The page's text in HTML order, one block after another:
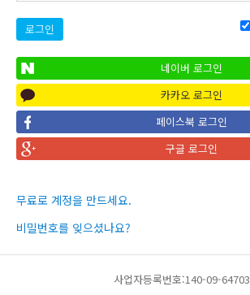
로그인
네이버 로그인
카카오 로그인
페이스북 로그인
구글 로그인
무료로 계정을 만드세요.
비밀번호를 잊으셨나요?
사업자등록번호:140-09-64703